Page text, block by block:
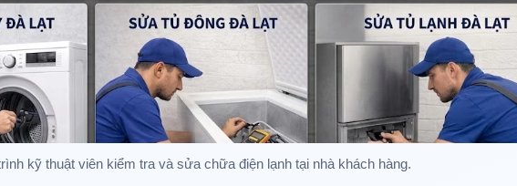
kỹ thuật viên kiểm tra và sửa chữa điện lạnh tại nhà khách hàng.